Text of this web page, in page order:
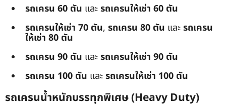
รถเครน 60 ตัน และรถเครนให้เช่า 60 ตัน
รถเครนให้เช่า 70 ตัน, รถเครน 80 ตัน และรถเครน
ให้เช่า 80 ตัน
รถเครน 90 ตัน และรถเครนให้เช่า 90 ตัน
รถเครน 100 ตัน และรถเครนให้เช่า 100 ตัน
รถเครนน้ำหนักบรรทุกพิเศษ (Heavy Duty)